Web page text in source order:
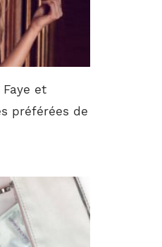
et
préférées de